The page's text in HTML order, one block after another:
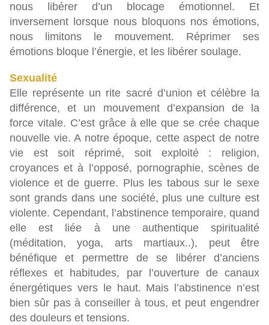
nous libérer d’un blocage émotionnel. Et
inversement lorsque nous bloquons nos émotions,
nous limitons le mouvement. Réprimer ses
émotions bloque l’énergie, et les libérer soulage.
Sexualité
Elle représente un rite sacré d’union et célèbre la
différence, et un mouvement d’expansion de la
force vitale. C’est grâce à elle que se crée chaque
nouvelle vie. A notre époque, cette aspect de notre
vie est soit réprimé, soit exploité : religion,
croyances et à l’opposé, pornographie, scènes de
violence et de guerre. Plus les tabous sur le sexe
sont grands dans une société, plus une culture est
violente. Cependant, l’abstinence temporaire, quand
elle est liée à une authentique spiritualité
(méditation, yoga, arts martiaux..), peut être
bénéfique et permettre de se libérer d’anciens
réflexes et habitudes, par l’ouverture de canaux
énergétiques vers le haut. Mais l’abstinence n’est
bien sûr pas à conseiller à tous, et peut engendrer
des douleurs et tensions.